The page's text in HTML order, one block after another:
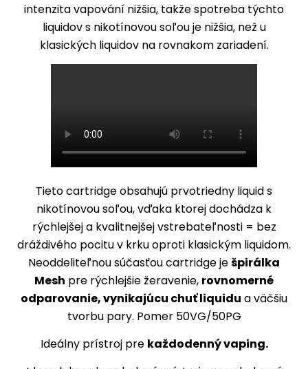
intenzita vapování nižšia, takže spotreba týchto
liquidov s nikotínovou soľou je nižšia, než u
klasických liquidov na rovnakom zariadení.
Tieto cartridge obsahujú prvotriedny liquid s
nikotínovou soľou, vďaka ktorej dochádza k
rýchlejšej a kvalitnejšej vstrebateľnosti = bez
dráždivého pocitu v krku oproti klasickým liquidom.
Neoddeliteľnou súčasťou cartridge ješpirálka
Mesh pre rýchlejšie žeravenie, rovnomerné
odparovanie, vynikajúcu chuť liquidu a väčšiu
tvorbu pary. Pomer 50VG/50PG
Ideálny prístroj pre každodenný vaping.